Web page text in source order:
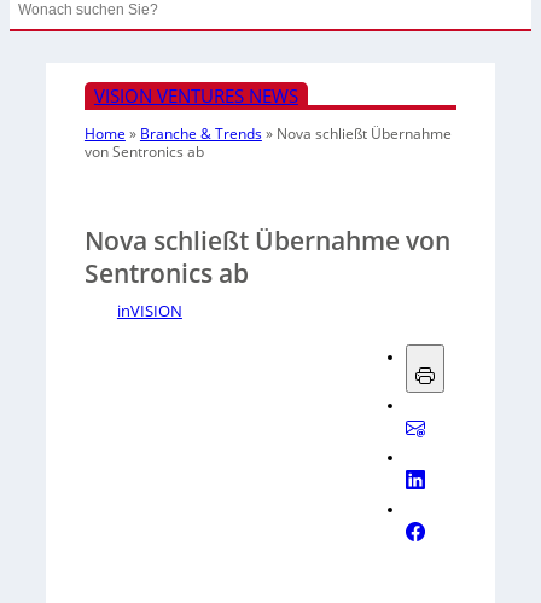
Search
VISION VENTURES NEWS
Home » Branche & Trends» Nova schließt Übernahme
von Sentronics ab
Nova schließt Übernahme von
Sentronics ab
inVISION